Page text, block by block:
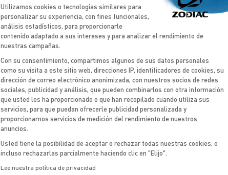
Plataforma de Gestión de
Utilizamos cookies o tecnologías similares para
personalizar su experiencia, con fines funcionales,
análisis estadísticos, para proporcionarle
contenido adaptado a sus intereses y para analizar el rendimiento de
nuestras campañas.
Con su consentimiento, compartimos algunos de sus datos personales
como su visita a este sitio web, direcciones IP, identificadores de cookies, su
dirección de correo electrónico anonimizada, con nuestros socios de redes
sociales, publicidad y análisis, que pueden combinarlos con otra información
que usted les ha proporcionado o que han recopilado cuando utiliza sus
servicios, para que puedan ofrecerle publicidad personalizada y
proporcionarnos servicios de medición del rendimiento de nuestros
anuncios.
Usted tiene la posibilidad de aceptar o rechazar todas nuestras cookies, o
incluso rechazarlas parcialmente haciendo clic en "Elijo".
Lee nuestra política de privacidad
Axeptio consent